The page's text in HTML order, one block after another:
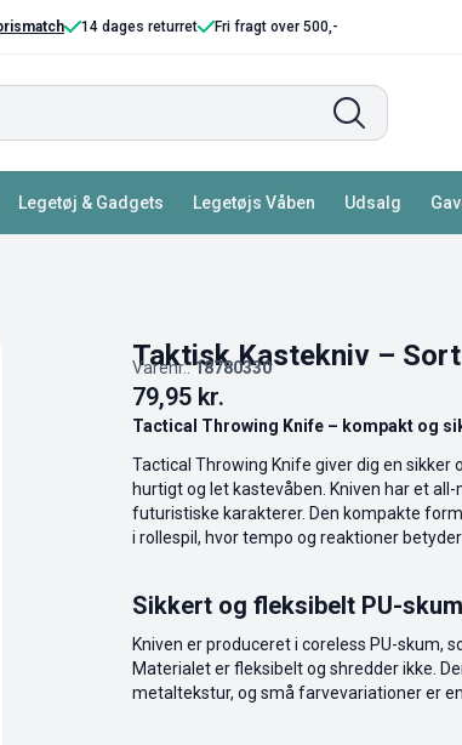
14 dages returret Fri fragt over 500,-
Legetøj & Gadgets Legetøjs Våben Udsalg
Taktisk Kastekniv –
Varenr.:18780330
79,95 kr.
Tactical Throwing Knife – kompakt og
Tactical Throwing Knife giver dig en
hurtigt og let kastevåben. Kniven har et
futuristiske karakterer. Den kompakte
i rollespil, hvor tempo og reaktioner
Sikkert og fleksibelt PU-skum
Kniven er produceret i coreless PU-skum,
Materialet er fleksibelt og shredder ikke.
metaltekstur, og små farvevariationer er